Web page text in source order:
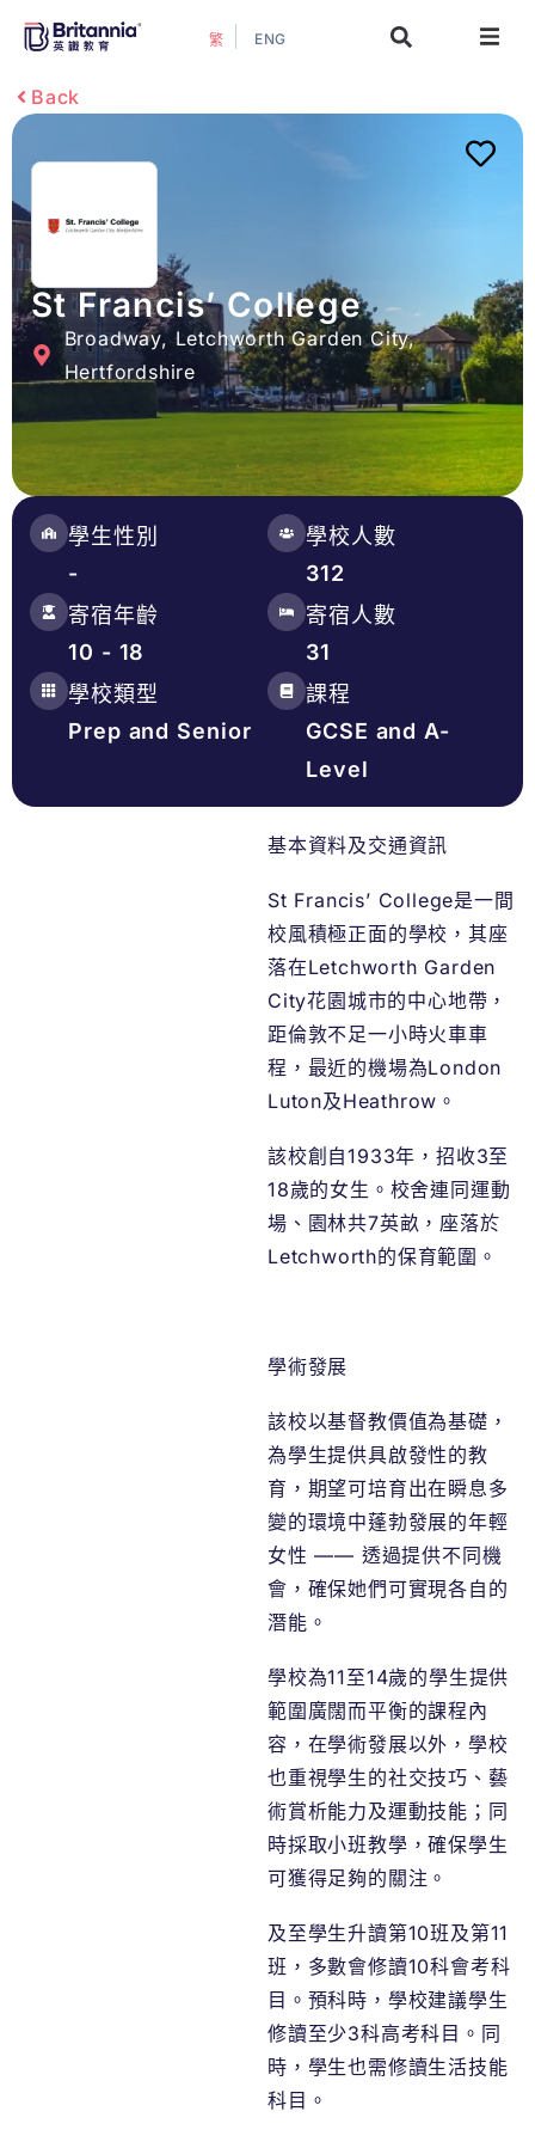
繁 ENG
最新活動
升學指南
升學資訊
增值服務
預約諮詢
Back
St Francis’ College
Broadway, Letchworth Garden City,
Hertfordshire
學生性別
-
寄宿年齡
10 - 18
學校類型
Prep and Senior
學校人數
312
寄宿人數
31
課程
GCSE and A-
Level
基本資料及交通資訊
St Francis’ College是一間
校風積極正面的學校，其座
落在Letchworth Garden
City花園城市的中心地帶，
距倫敦不足一小時火車車
程，最近的機場為London
Luton及Heathrow。
該校創自1933年，招收3至
18歲的女生。校舍連同運動
場、園林共7英畝，座落於
Letchworth的保育範圍。
學術發展
該校以基督教價值為基礎，
為學生提供具啟發性的教
育，期望可培育出在瞬息多
變的環境中蓬勃發展的年輕
女性 —— 透過提供不同機
會，確保她們可實現各自的
潛能。
學校為11至14歲的學生提供
範圍廣闊而平衡的課程內
容，在學術發展以外，學校
也重視學生的社交技巧、藝
術賞析能力及運動技能；同
時採取小班教學，確保學生
可獲得足夠的關注。
及至學生升讀第10班及第11
班，多數會修讀10科會考科
目。預科時，學校建議學生
修讀至少3科高考科目。同
時，學生也需修讀生活技能
科目。